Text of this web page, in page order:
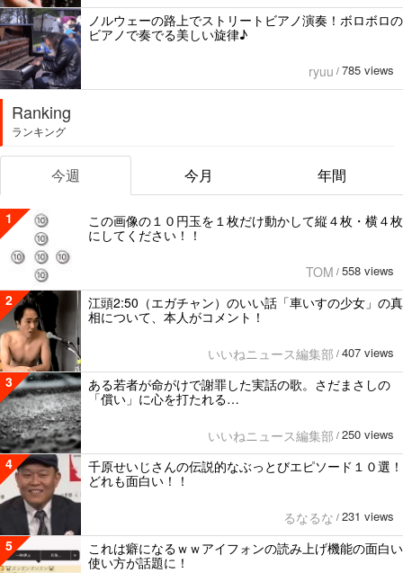
ノルウェーの路上でストリートビアノ演奏！ボロボロの
ビアノで奏でる美しい旋律♪
ryuu / 785 views
Ranking
ランキング
今週 今月 年間
1
この画像の１０円玉を１枚だけ動かして縦４枚・横４枚
にしてください！！
TOM / 558 views
2
江頭2:50（エガチャン）のいい話「車いすの少女」の真
相について、本人がコメント！
いいねニュース編集部 / 407 views
3
ある若者が命がけで謝罪した実話の歌。さだまさしの
「償い」に心を打たれる…
いいねニュース編集部 / 250 views
4
千原せいじさんの伝説的なぶっとびエピソード１０選！
どれも面白い！！
るなるな / 231 views
5
これは癖になるｗｗアイフォンの読み上げ機能の面白い
使い方が話題に！